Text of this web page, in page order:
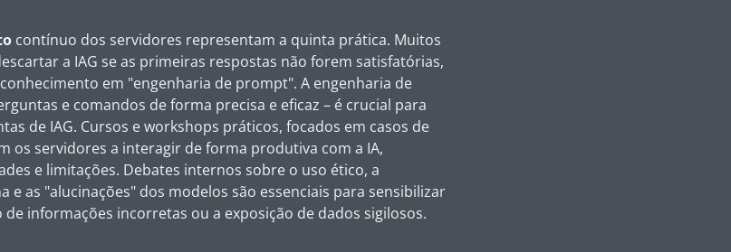
contínuo dos servidores representam a quinta prática. Muitos
a IAG se as primeiras respostas não forem satisfatórias,
em "engenharia de prompt". A engenharia de
e comandos de forma precisa e eficaz – é crucial para
de IAG. Cursos e workshops práticos, focados em casos de
os servidores a interagir de forma produtiva com a IA,
e limitações. Debates internos sobre o uso ético, a
e as "alucinações" dos modelos são essenciais para sensibilizar
informações incorretas ou a exposição de dados sigilosos.